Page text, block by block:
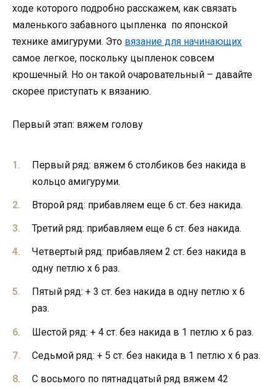
ходе которого подробно расскажем, как связать
маленького забавного цыпленка по японской
технике амигуруми. Это вязание для начинающих
самое легкое, поскольку цыпленок совсем
крошечный. Но он такой очаровательный – давайте
скорее приступать к вязанию.
Первый этап: вяжем голову
Первый ряд: вяжем 6 столбиков без накида в
кольцо амигуруми.
Второй ряд: прибавляем еще 6 ст. без накида.
Третий ряд: прибавляем еще 6 ст. без накида.
Четвертый ряд: прибавляем 2 ст. без накида в
одну петлю х 6 раз.
Пятый ряд: + 3 ст. без накида в одну петлю х 6
раз.
Шестой ряд: + 4 ст. без накида в 1 петлю х 6 раз.
Седьмой ряд: + 5 ст. без накида в 1 петлю х 6 раз.
С восьмого по пятнадцатый ряд вяжем 42